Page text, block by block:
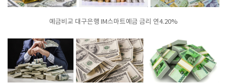
예금비교 대구은행 IM스마트예금 금리 연4.20%